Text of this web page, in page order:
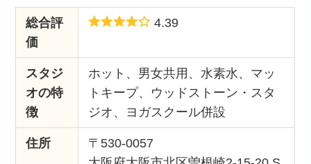
総合評
価
4.39
スタジ
オの特
徴
ホット、男女共用、水素水、マッ
トキープ、ウッドストーン・スタ
ジオ、ヨガスクール併設
住所
〒530-0057